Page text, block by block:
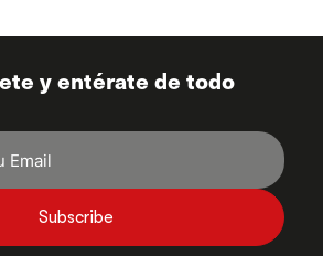
y entérate de todo
Subscribe